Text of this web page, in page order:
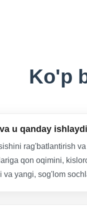
Ko'p
u qanday
rag'batlantirish
qon oqimini,
yangi, sog'lom